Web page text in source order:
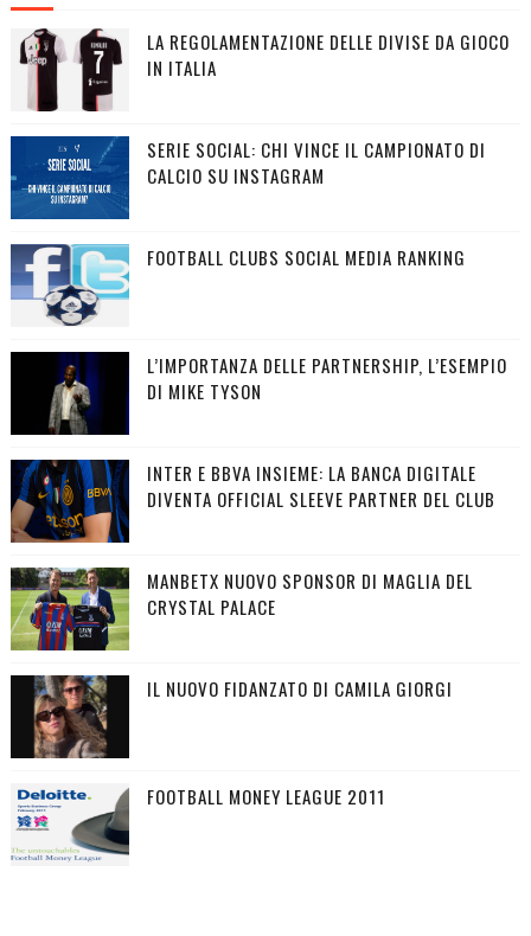
LA REGOLAMENTAZIONE DELLE DIVISE DA GIOCO
IN ITALIA
SERIE SOCIAL: CHI VINCE IL CAMPIONATO DI
CALCIO SU INSTAGRAM
FOOTBALL CLUBS SOCIAL MEDIA RANKING
L’IMPORTANZA DELLE PARTNERSHIP, L’ESEMPIO
DI MIKE TYSON
INTER E BBVA INSIEME: LA BANCA DIGITALE
DIVENTA OFFICIAL SLEEVE PARTNER DEL CLUB
MANBETX NUOVO SPONSOR DI MAGLIA DEL
CRYSTAL PALACE
IL NUOVO FIDANZATO DI CAMILA GIORGI
FOOTBALL MONEY LEAGUE 2011